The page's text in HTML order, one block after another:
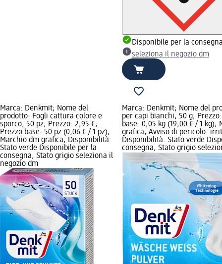
Disponibile per la
seleziona il negozio dm
Marca: Denkmit; Nome del
prodotto: Fogli cattura colore e
sporco, 50 pz; Prezzo: 2,95 €;
Prezzo base: 50 pz (0,06 € / 1 pz);
Marchio dm grafica; Disponibilità:
Stato verde Disponibile per la
consegna, Stato grigio seleziona il
negozio dm
Marca: Denkmit; Nome del
per capi bianchi, 50 g;
base: 0,05 kg (19,00 € / 1 kg);
grafica; Avviso di pericolo:
Disponibilità: Stato verde
consegna, Stato grigio